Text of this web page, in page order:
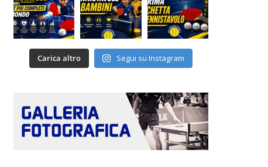
Carica altro Segui su Instagram